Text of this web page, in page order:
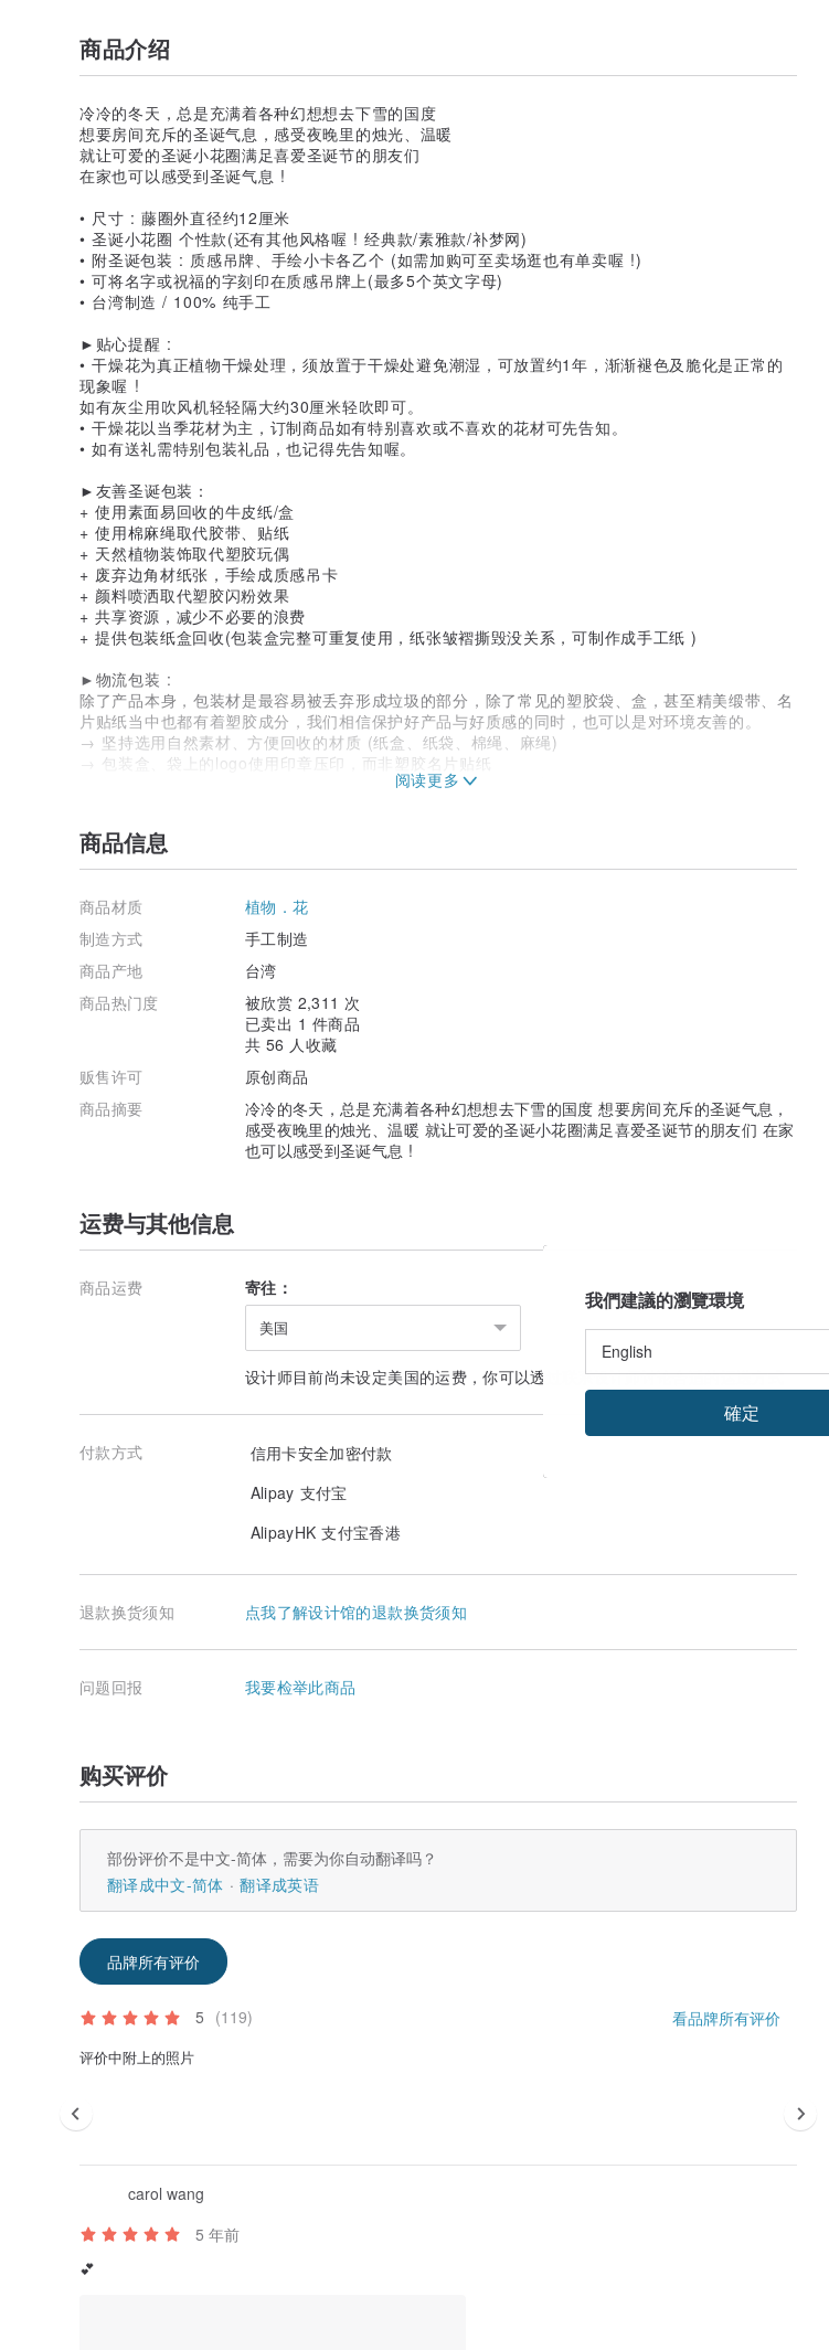
商品介绍
冷冷的冬天，总是充满着各种幻想想去下雪的国度
想要房间充斥的圣诞气息，感受夜晚里的烛光、温暖
就让可爱的圣诞小花圈满足喜爱圣诞节的朋友们
在家也可以感受到圣诞气息 !
• 尺寸 : 藤圈外直径约12厘米
• 圣诞小花圈 个性款(还有其他风格喔 ! 经典款/素雅款/补梦网)
• 附圣诞包装 : 质感吊牌、手绘小卡各乙个 (如需加购可至卖场逛也有单卖喔 !)
• 可将名字或祝福的字刻印在质感吊牌上(最多5个英文字母)
• 台湾制造 / 100% 纯手工
►贴心提醒 :
• 干燥花为真正植物干燥处理，须放置于干燥处避免潮湿，可放置约1年，渐渐褪色及脆化是正常的
现象喔 !
如有灰尘用吹风机轻轻隔大约30厘米轻吹即可。
• 干燥花以当季花材为主，订制商品如有特别喜欢或不喜欢的花材可先告知。
• 如有送礼需特别包装礼品，也记得先告知喔。
►友善圣诞包装：
+ 使用素面易回收的牛皮纸/盒
+ 使用棉麻绳取代胶带、贴纸
+ 天然植物装饰取代塑胶玩偶
+ 废弃边角材纸张，手绘成质感吊卡
+ 颜料喷洒取代塑胶闪粉效果
+ 共享资源，减少不必要的浪费
+ 提供包装纸盒回收(包装盒完整可重复使用，纸张皱褶撕毁没关系，可制作成手工纸 )
►物流包装 :
除了产品本身，包装材是最容易被丢弃形成垃圾的部分，除了常见的塑胶袋、盒，甚至精美缎带、名
片贴纸当中也都有着塑胶成分，我们相信保护好产品与好质感的同时，也可以是对环境友善的。
→ 坚持选用自然素材、方便回收的材质 (纸盒、纸袋、棉绳、麻绳)
→ 包装盒、袋上的logo使用印章压印，而非塑胶名片贴纸
→ 回收再利用 (如果您也想要减少垃圾，可以接受使用过但依然完好干净的旧包材，欢迎告诉我们，
PauroraPin提倡永续生活，主打 "零废弃" 时尚，延续 "宝物" 的价值，坚持90% 使用回收再制or可
被分解素材，从原料、制作方式到包装，也使用对环境污染最低的方式，创造一个新的正向循环、友
商品信息
商品材质
植物．花
制造方式
手工制造
商品产地
台湾
商品热门度
被欣赏 2,311 次
已卖出 1 件商品
共 56 人收藏
贩售许可
原创商品
商品摘要
冷冷的冬天，总是充满着各种幻想想去下雪的国度 想要房间充斥的圣诞气息，
感受夜晚里的烛光、温暖 就让可爱的圣诞小花圈满足喜爱圣诞节的朋友们 在家
也可以感受到圣诞气息 !
运费与其他信息
商品运费 寄往：
美国
设计师目前尚未设定美国的运费，你可以透过 联系设计师讨论合适的运送方式
付款方式
信用卡安全加密付款
Alipay 支付宝
AlipayHK 支付宝香港
退款换货须知 点我了解设计馆的退款换货须知
问题回报 我要检举此商品
购买评价
部份评价不是中文-简体，需要为你自动翻译吗？
翻译成中文-简体
翻译成英语
品牌所有评价
5 (119) 看品牌所有评价
评价中附上的照片
carol wang
5 年前
💕
我們建議的瀏覽環境
確定